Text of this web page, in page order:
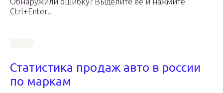
Ctrl+Enter..
Статистика продаж авто в россии
по маркам